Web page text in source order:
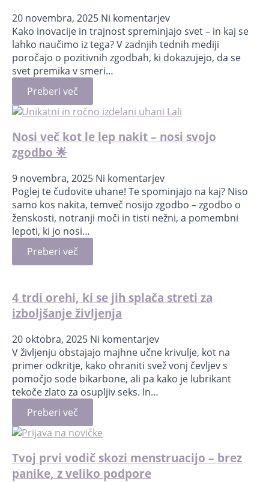
20 novembra, 2025 Ni komentarjev
Kako inovacije in trajnost spreminjajo svet – in kaj se
lahko naučimo iz tega? V zadnjih tednih mediji
poročajo o pozitivnih zgodbah, ki dokazujejo, da se
svet premika v smeri…
Preberi več
Nosi več kot le lep nakit – nosi svojo
zgodbo 🌟
9 novembra, 2025 Ni komentarjev
Poglej te čudovite uhane! Te spominjajo na kaj? Niso
samo kos nakita, temveč nosijo zgodbo – zgodbo o
ženskosti, notranji moči in tisti nežni, a pomembni
lepoti, ki jo nosi…
Preberi več
4 trdi orehi, ki se jih splača streti za
izboljšanje življenja
20 oktobra, 2025 Ni komentarjev
V življenju obstajajo majhne učne krivulje, kot na
primer odkritje, kako ohraniti svež vonj čevljev s
pomočjo sode bikarbone, ali pa kako je lubrikant
tekoče zlato za osupljiv seks. In…
Preberi več
Tvoj prvi vodič skozi menstruacijo – brez
panike, z veliko podpore